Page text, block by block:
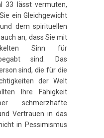
33 lässt vermuten,
ein Gleichgewicht
dem spirituellen
an, dass Sie mit
Sinn für
begabt sind. Das
sind, die für die
der Welt
Ihre Fähigkeit
schmerzhafte
Vertrauen in das
in Pessimismus